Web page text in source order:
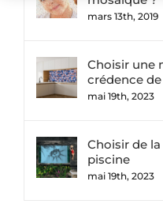
mars 13th, 2019
Choisir une
crédence
mai 19th, 2023
Choisir de
piscine
mai 19th, 2023